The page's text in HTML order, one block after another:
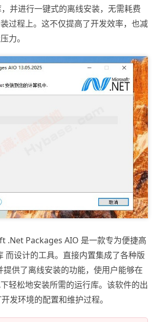
并进行一键式的离线安装，无需耗费
过程上。这不仅提高了开发效率，也减
力。
.Net Packages AIO 是一款专为便捷高
而设计的工具。直接内置集成了各种版
提供了离线安装的功能，使用户能够在
轻松地安装所需的运行库。该软件的出
发环境的配置和维护过程。